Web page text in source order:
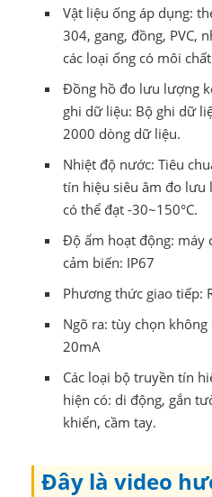
Vật liệu ống áp dụng:
304, gang, đồng, PVC,
các loại ống có môi
Đồng hồ đo lưu lượng
ghi dữ liệu: Bộ ghi dữ
2000 dòng dữ liệu.
Nhiệt độ nước: Tiêu
tín hiệu siêu âm đo lưu
có thể đạt -30~150°C.
Độ ẩm hoạt động: máy
cảm biến: IP67
Phương thức giao tiếp:
Ngõ ra: tùy chọn
20mA
Các loại bộ truyền tín
hiện có: di động, gắn
khiển, cầm tay.
Đây là video